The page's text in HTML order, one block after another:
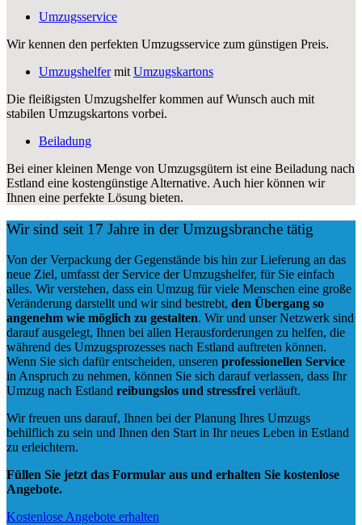
Umzugsservice
Wir kennen den perfekten Umzugsservice zum günstigen Preis.
Umzugshelfermit Umzugskartons
Die fleißigsten Umzugshelfer kommen auf Wunsch auch mit
stabilen Umzugskartons vorbei.
Beiladung
Bei einer kleinen Menge von Umzugsgütern ist eine Beiladung nach
Estland eine kostengünstige Alternative. Auch hier können wir
Ihnen eine perfekte Lösung bieten.
Wir sind seit 17 Jahre in der Umzugsbranche tätig
Von der Verpackung der Gegenstände bis hin zur Lieferung an das
neue Ziel, umfasst der Service der Umzugshelfer, für Sie einfach
alles. Wir verstehen, dass ein Umzug für viele Menschen eine große
Veränderung darstellt und wir sind bestrebt, den Übergang so
angenehm wie möglich zu gestalten. Wir und unser Netzwerk sind
darauf ausgelegt, Ihnen bei allen Herausforderungen zu helfen, die
während des Umzugsprozesses nach Estland auftreten können.
Wenn Sie sich dafür entscheiden, unseren professionellen Service
in Anspruch zu nehmen, können Sie sich darauf verlassen, dass Ihr
Umzug nach Estland reibungslos und stressfrei verläuft.
Wir freuen uns darauf, Ihnen bei der Planung Ihres Umzugs
behilflich zu sein und Ihnen den Start in Ihr neues Leben in Estland
zu erleichtern.
Füllen Sie jetzt das Formular aus und erhalten Sie kostenlose
Angebote.
Kostenlose Angebote erhalten